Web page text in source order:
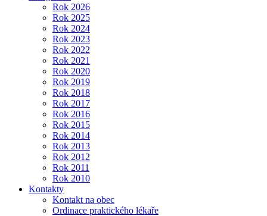
Rok 2026
Rok 2025
Rok 2024
Rok 2023
Rok 2022
Rok 2021
Rok 2020
Rok 2019
Rok 2018
Rok 2017
Rok 2016
Rok 2015
Rok 2014
Rok 2013
Rok 2012
Rok 2011
Rok 2010
Kontakty
Kontakt na obec
Ordinace praktického lékaře